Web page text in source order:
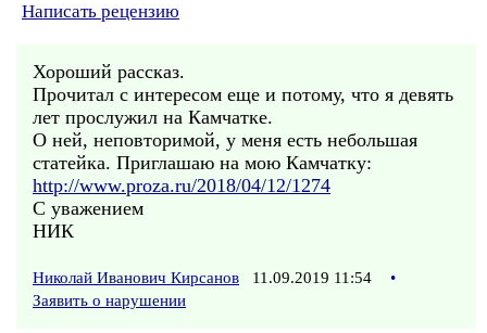
Написать рецензию
Хороший рассказ.
Прочитал с интересом еще и потому, что я девять
лет прослужил на Камчатке.
О ней, неповторимой, у меня есть небольшая
статейка. Приглашаю на мою Камчатку:
http://www.proza.ru/2018/04/12/1274
С уважением
НИК
Николай Иванович Кирсанов 11.09.2019 11:54
•
Заявить о нарушении